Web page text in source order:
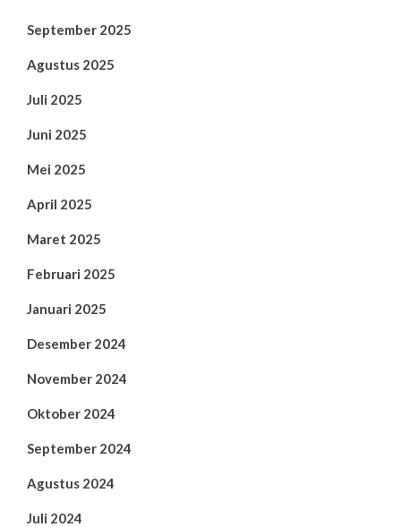
September 2025
Agustus 2025
Juli 2025
Juni 2025
Mei 2025
April 2025
Maret 2025
Februari 2025
Januari 2025
Desember 2024
November 2024
Oktober 2024
September 2024
Agustus 2024
Juli 2024